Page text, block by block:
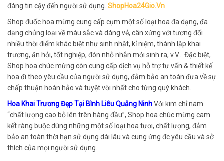
đáng tin cậy đến người sử dụng. ShopHoa24Gio.Vn
Shop đuốc hoa mừng cung cấp cụm một số loại hoa đa dạng, đa
dạng chủng loại về màu sắc và dáng vẻ, cân xứng với tương đối
nhiều thời điểm khác biệt như sinh nhật, kỉ niệm, thành lập khai
trương, ăn hỏi, tốt nghiệp, đón nhỏ nhắn mới sinh ra, v.V… Đặc biệt,
Shop hoa chúc mừng còn cung cấp dịch vụ hỗ trợ tư vấn & thiết kế
hoa đi theo yêu cầu của người sử dụng, đảm bảo an toàn đưa về sự
chấp thuận hoàn hảo và tuyệt vời nhất cho từng quý khách.
Hoa Khai Trương Đẹp Tại Bình Liêu Quảng NinhVới kim chỉ nam
“chất lượng cao bỏ lên trên hàng đầu”, Shop hoa chúc mừng cam
kết ràng buộc dùng những một số loại hoa tươi, chất lượng, đảm
bảo an toàn thời hạn sử dụng dài lâu và cung ứng đc yêu cầu và sở
thích của mọi người sử dụng.